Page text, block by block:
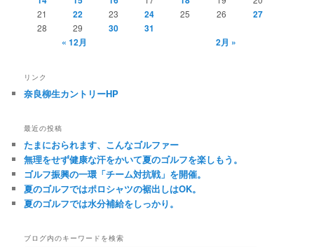
21
22 23 24 25 26 27
28 29 30
31
« 12月
2月 »
リンク
奈良柳生カントリーHP
最近の投稿
たまにおられます、こんなゴルファー
無理をせず健康な汗をかいて夏のゴルフを楽しもう。
ゴルフ振興の一環「チーム対抗戦」を開催。
夏のゴルフではポロシャツの裾出しはOK。
夏のゴルフでは水分補給をしっかり。
ブログ内のキーワードを検索